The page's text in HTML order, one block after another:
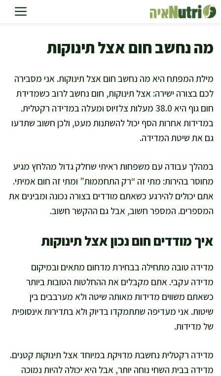
לדלג
לתוכן
מה נחשב חום אצל תינוקות
מילת המפתח היא מה נחשב חום אצל תינוקות. אני מסבירה
לכם בצורה ישירה: אצל תינוקות, חום נחשב לרוב כשמדידת
חום גוף היא 38.0 מעלות צלזיוס ומעלה במדידה רקטלית.
במדידות אחרות הסף יכול להשתנות מעט, ולכן חשוב שתדעו
גם את שיטת המדידה.
במהלך עבודה עם משפחות ראיתי שחלק גדול מהלחץ מגיע
מחוסר בהירות: מתי זה “רק התחממות” ומתי זה חום אמיתי.
אתם יכולים להירגע כשאתם מודדים בצורה נכונה ומבינים את
המספרים. המספר חשוב, אבל גם ההקשר חשוב.
איך מודדים חום נכון אצל תינוקות
מדידה טובה מתחילה בבחירת מדחום מתאים ובמיקום
מדידה עקבי. אתם מקבלים את ההחלטות הטובות ביותר
כשאתם משווים מדידות מאותה שיטה ולא מערבבים בין
שיטות. אני מעדיפה שתתמקדו בדיוק ולא בתדירות אינסופית
של מדידות.
מדידה רקטלית נחשבת מדויקת במיוחד אצל תינוקות קטנים.
מדידה בבית השחי נוחה יותר, אבל היא יכולה להיות נמוכה